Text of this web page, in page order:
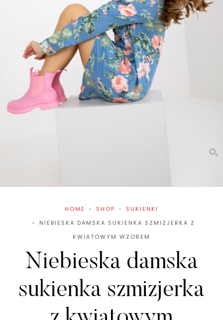
HOME SHOP
SUKIENKI
NIEBIESKA DAMSKA SUKIENKA SZMIZJERKA Z
KWIATOWYM WZOREM
Niebieska damska
sukienka szmizjerka